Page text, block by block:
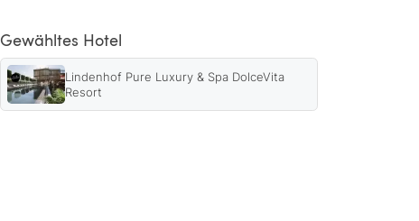
Gewähltes Hotel
Lindenhof Pure Luxury & Spa DolceVita
Resort